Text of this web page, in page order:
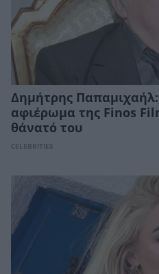
Δημήτρης Παπαμιχαήλ:
αφιέρωμα της Finos
θάνατό του
CELEBRITIES